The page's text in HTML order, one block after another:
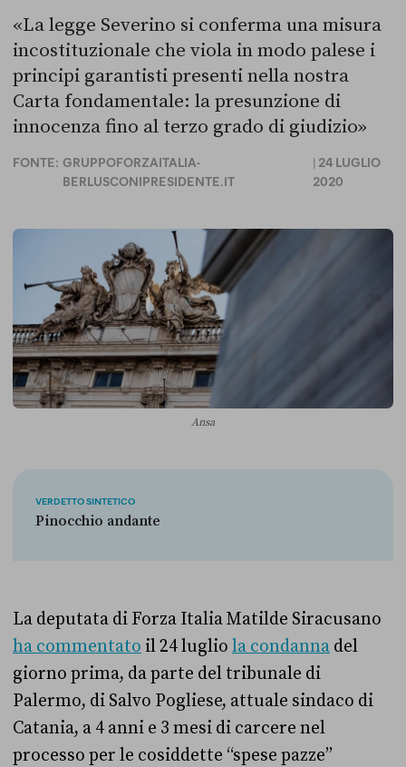
«La legge Severino si conferma una misura
incostituzionale che viola in modo palese i
principi garantisti presenti nella nostra
Carta fondamentale: la presunzione di
innocenza fino al terzo grado di giudizio»
FONTE: GRUPPOFORZAITALIA-
BERLUSCONIPRESIDENTE.IT
| 24 LUGLIO
2020
Ansa
VERDETTO SINTETICO
Pinocchio andante
La deputata di Forza Italia Matilde Siracusano
ha commentato il 24 luglio la condanna del
giorno prima, da parte del tribunale di
Palermo, di Salvo Pogliese, attuale sindaco di
Catania, a 4 anni e 3 mesi di carcere nel
processo per le cosiddette “spese pazze”